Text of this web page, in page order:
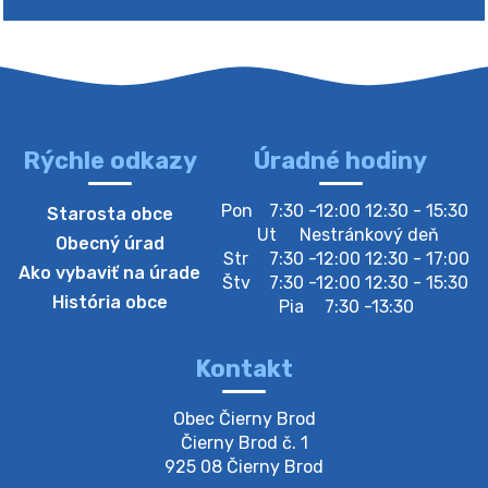
4. augusta 2026 10:05
Zberný dvor-Gyűjtőudvar
Oznamujeme obyvateľom, že v stredu 05. augusta
bude zberný dvor zatvorený. Értesítjük a lakosokat,
hogy szerdán augusztus 05-én a gyűjtőudvar zárva
lesz https://ciernybrod.sk?p=214…
Zber separovaného odpadu plastu-
Szeparált műanya…
Oznamujeme obyvateľom, že v stredu 05. augusta
prebehne zber separovaného odpadu plastu. Prosíme
Rýchle odkazy
Starosta obce
Obecný úrad
Ako vybaviť na úrade
História obce
Úradné hodiny
Pon
7:30 -12:00 12:30 - 15:30
Ut
Nestránkový deň
Str
7:30 -12:00 12:30 - 17:00
Štv
7:30 -12:00 12:30 - 15:30
Pia
7:30 -13:30
Kontakt
Obec Čierny Brod
Čierny Brod č. 1
925 08 Čierny Brod